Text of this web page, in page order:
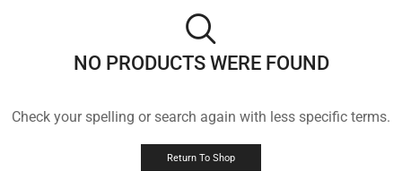
NO PRODUCTS WERE FOUND
Check your spelling or search again with less specific terms.
Return To Shop